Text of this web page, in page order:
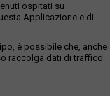
ospitati su
Applicazione e di
è possibile che, anche
raccolga dati di traffico